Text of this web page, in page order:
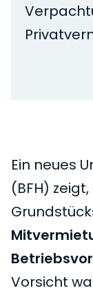
Ein neues
(BFH)
Vorsicht